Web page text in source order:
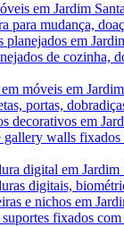
em Jardim
para mudança,
planejados em
de cozinha,
móveis em
portas,
decorativos em
gallery walls
digital em Jardim
digitais,
e nichos em
fixados com